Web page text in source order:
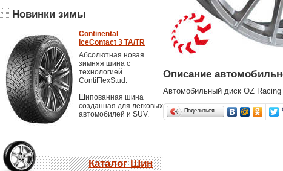
Новинки зимы
Continental
IceContact 3 TA/TR
Абсолютная новая
зимняя шина с
технологией
ContiFlexStud.
Шипованная шина
созданная для легковых
автомобилей и SUV.
Каталог Шин
Описание
Автомобильный диск OZ
Поделиться…